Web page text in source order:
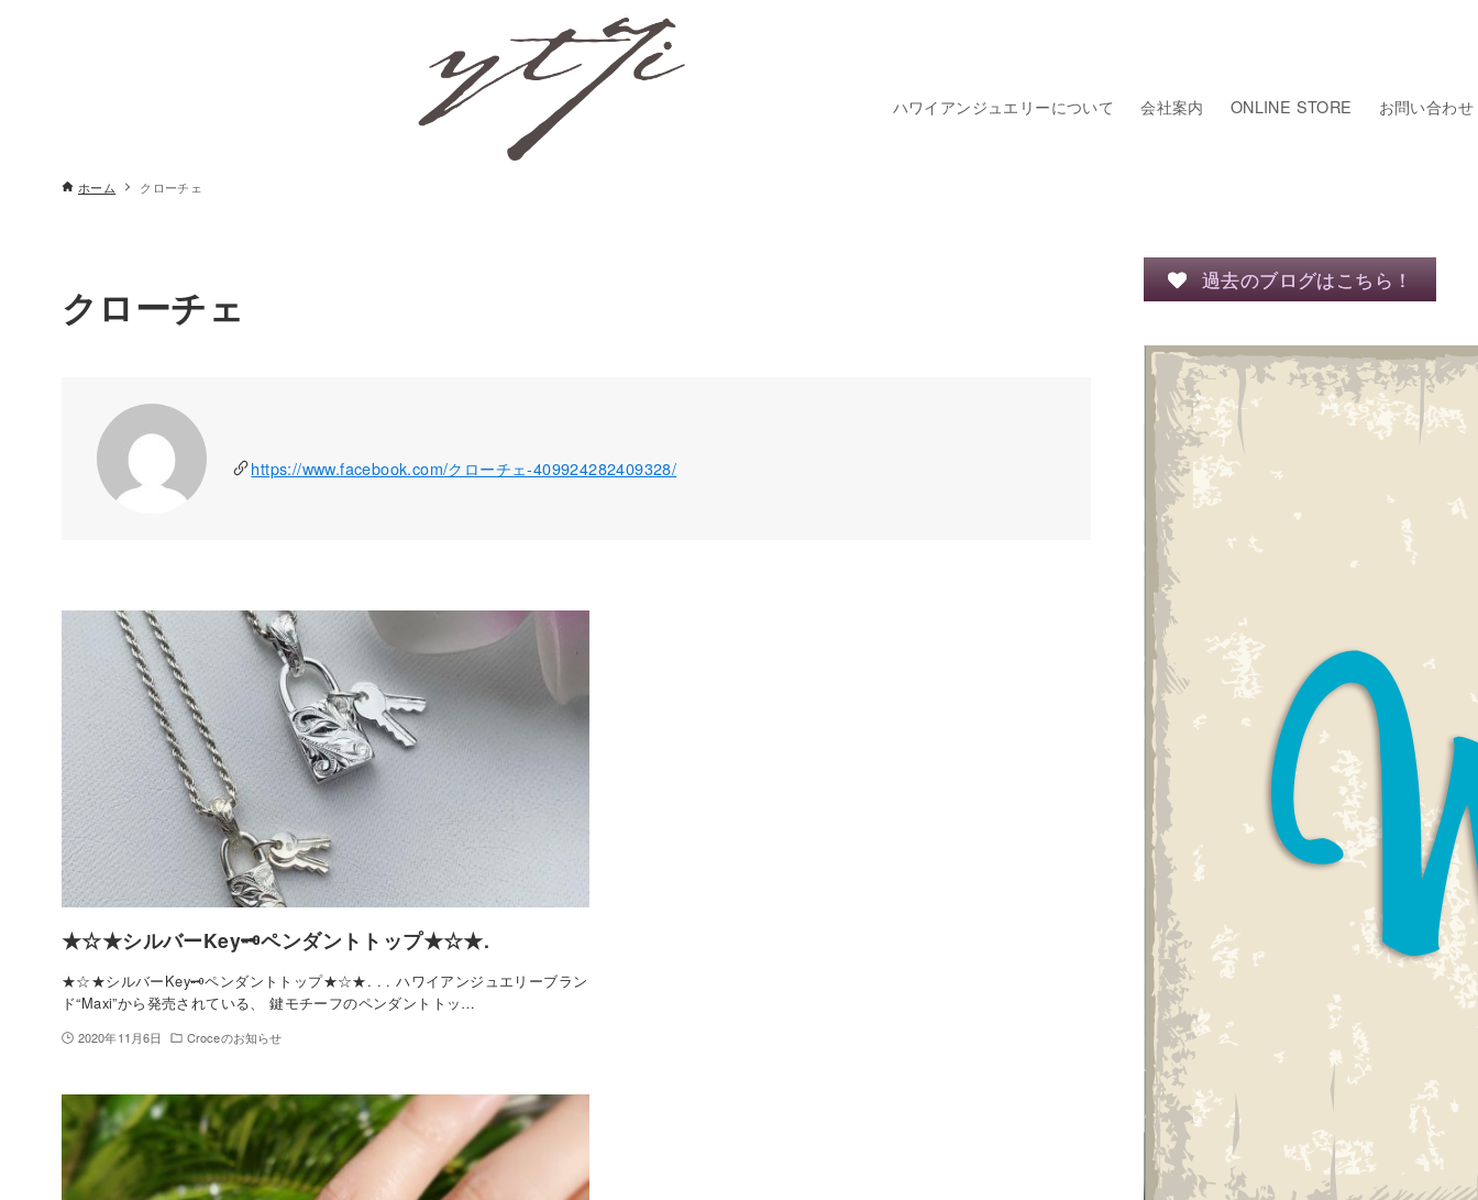
ハワイアンジュエリーについて 会社案内 ONLINE STORE お問い合わせ
ホーム クローチェ
クローチェ
https://www.facebook.com/クローチェ-409924282409328/
★☆★シルバーKey🗝ペンダントトップ★☆★.
★☆★シルバーKey🗝ペンダントトップ★☆★. . . ハワイアンジュエリーブラン
ド“Maxi”から発売されている、 鍵モチーフのペンダントトッ…
2020年11月6日 Croceのお知らせ
過去のブログはこちら！